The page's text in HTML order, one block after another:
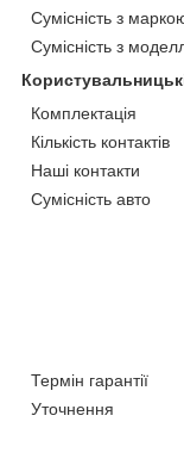
Сумісність з
Сумісність з
Комплектація
Кількість контактів
Наші контакти
Сумісність авто
Термін гарантії
Уточнення